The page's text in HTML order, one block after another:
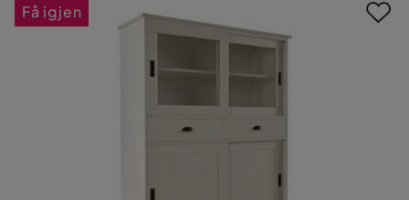
Få igjen